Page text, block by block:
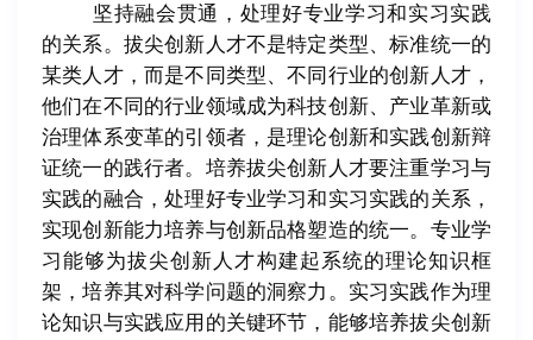
坚持融会贯通，处理好专业学习和实习实践
的关系。拔尖创新人才不是特定类型、标准统一的
某类人才，而是不同类型、不同行业的创新人才，
他们在不同的行业领域成为科技创新、产业革新或
治理体系变革的引领者，是理论创新和实践创新辩
证统一的践行者。培养拔尖创新人才要注重学习与
实践的融合，处理好专业学习和实习实践的关系，
实现创新能力培养与创新品格塑造的统一。专业学
习能够为拔尖创新人才构建起系统的理论知识框
架，培养其对科学问题的洞察力。实习实践作为理
论知识与实践应用的关键环节，能够培养拔尖创新